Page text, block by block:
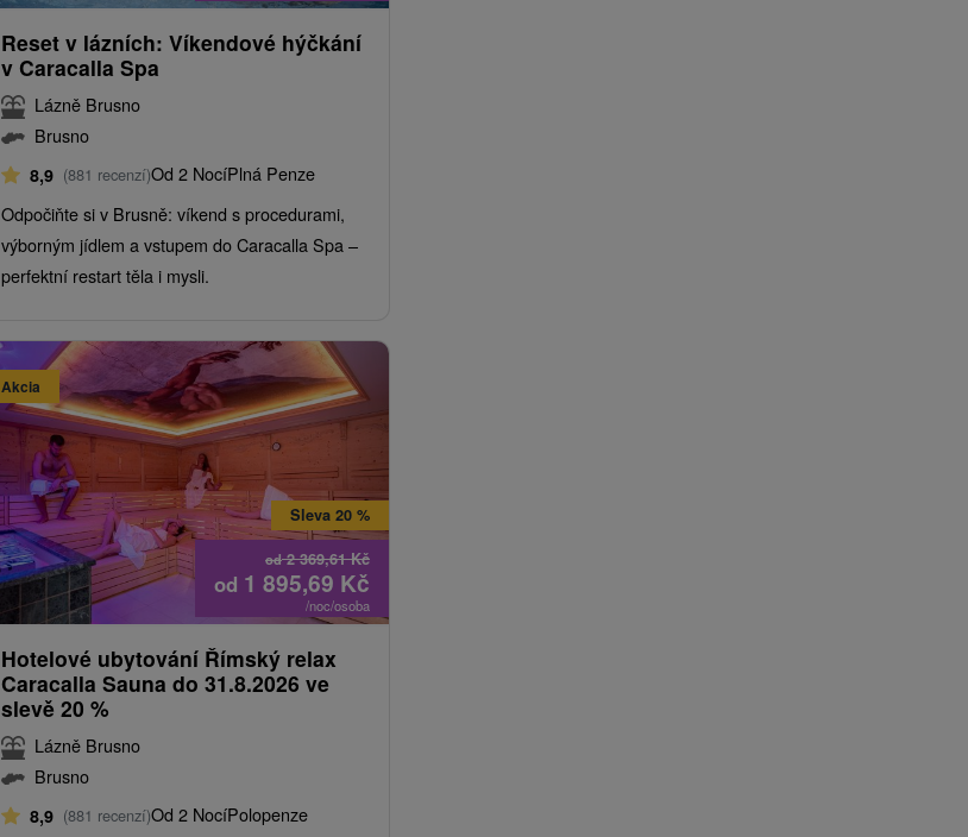
Reset v lázních: Víkendové hýčkání
v Caracalla Spa
Lázně Brusno
Brusno
8,9 (881 recenzí)Od 2 NocíPlná Penze
Odpočiňte si v Brusně: víkend s procedurami,
výborným jídlem a vstupem do Caracalla Spa –
perfektní restart těla i mysli.
Akcia
od2 369,61Kč
Sleva 20 %
od 1 895,69 Kč
/noc/osoba
Hotelové ubytování Římský relax
Caracalla Sauna do 31.8.2026 ve
slevě 20 %
Lázně Brusno
Brusno
8,9 (881 recenzí)Od 2 NocíPolopenze